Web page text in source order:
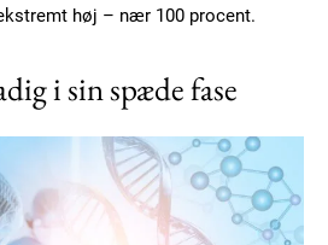
høj – nær 100 procent.
i sin spæde fase